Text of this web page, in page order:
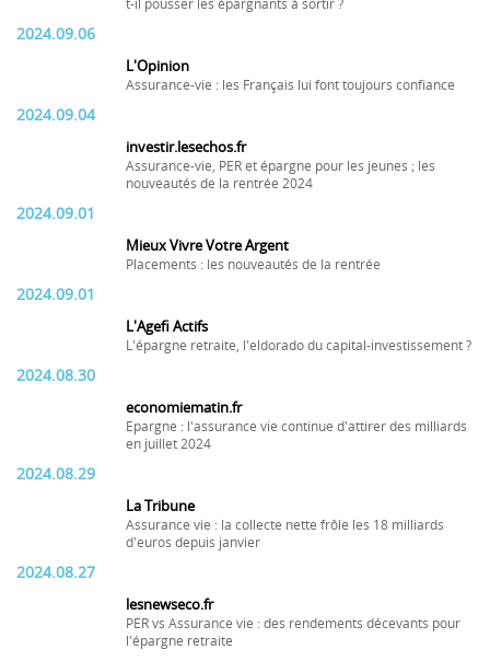
t-il pousser les épargnants à sortir ?
2024.09.06
L'Opinion
Assurance-vie : les Français lui font toujours confiance
2024.09.04
investir.lesechos.fr
Assurance-vie, PER et épargne pour les jeunes ; les
nouveautés de la rentrée 2024
2024.09.01
Mieux Vivre Votre Argent
Placements : les nouveautés de la rentrée
2024.09.01
L'Agefi Actifs
L'épargne retraite, l'eldorado du capital-investissement ?
2024.08.30
economiematin.fr
Epargne : l'assurance vie continue d'attirer des milliards
en juillet 2024
2024.08.29
La Tribune
Assurance vie : la collecte nette frôle les 18 milliards
d'euros depuis janvier
2024.08.27
lesnewseco.fr
PER vs Assurance vie : des rendements décevants pour
l'épargne retraite